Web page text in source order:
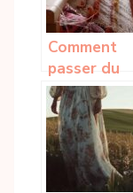
Comment
passer du
coton ou
la laine au
textile